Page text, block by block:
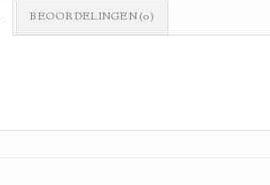
BEOORDELINGEN (0)